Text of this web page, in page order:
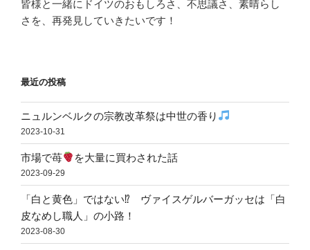
皆様と一緒にドイツのおもしろさ、不思議さ、素晴らし
さを、再発見していきたいです！
最近の投稿
ニュルンベルクの宗教改革祭は中世の香り
2023-10-31
市場で苺 を大量に買わされた話
2023-09-29
「白と黄色」ではない⁉ ヴァイスゲルバーガッセは「白
皮なめし職人」の小路！
2023-08-30